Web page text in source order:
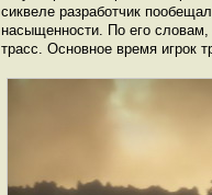
сиквеле разработчик
насыщенности. По его
трасс. Основное время игрок